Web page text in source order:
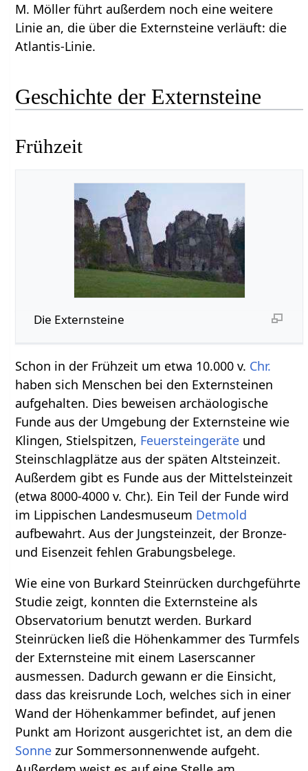
M. Möller führt außerdem noch eine weitere
Linie an, die über die Externsteine verläuft: die
Atlantis-Linie.
Geschichte der Externsteine
Frühzeit
Die Externsteine
Schon in der Frühzeit um etwa 10.000 v. Chr.
haben sich Menschen bei den Externsteinen
aufgehalten. Dies beweisen archäologische
Funde aus der Umgebung der Externsteine wie
Klingen, Stielspitzen, Feuersteingeräte und
Steinschlagplätze aus der späten Altsteinzeit.
Außerdem gibt es Funde aus der Mittelsteinzeit
(etwa 8000-4000 v. Chr.). Ein Teil der Funde wird
im Lippischen Landesmuseum Detmold
aufbewahrt. Aus der Jungsteinzeit, der Bronze-
und Eisenzeit fehlen Grabungsbelege.
Wie eine von Burkard Steinrücken durchgeführte
Studie zeigt, konnten die Externsteine als
Observatorium benutzt werden. Burkard
Steinrücken ließ die Höhenkammer des Turmfels
der Externsteine mit einem Laserscanner
ausmessen. Dadurch gewann er die Einsicht,
dass das kreisrunde Loch, welches sich in einer
Wand der Höhenkammer befindet, auf jenen
Punkt am Horizont ausgerichtet ist, an dem die
Sonne zur Sommersonnenwende aufgeht.